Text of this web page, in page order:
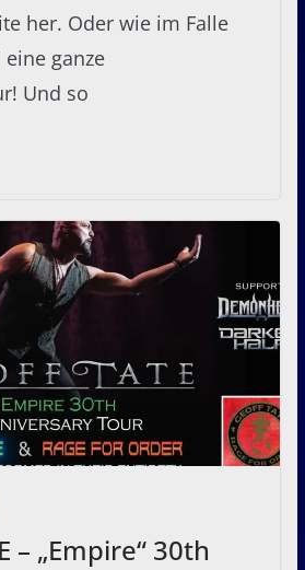
her. Oder wie im Falle
eine ganze
Und so
– „Empire“ 30th